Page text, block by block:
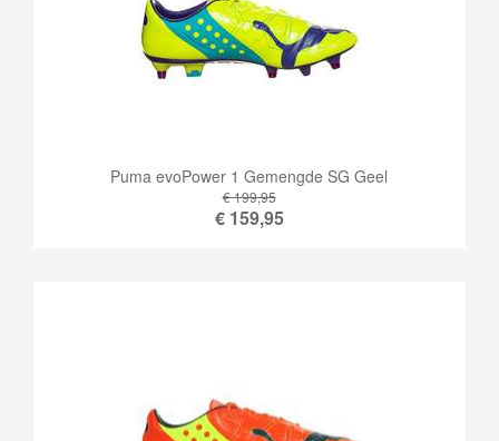
Puma evoPower 1 Gemengde SG Geel
€ 199,95
€ 159,95